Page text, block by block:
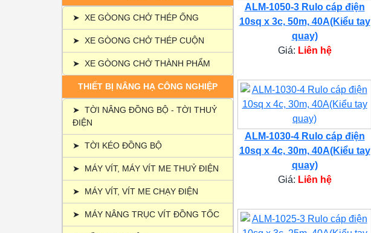
➤ XE GÒONG CHỞ THÉP ỐNG
➤ XE GÒONG CHỞ THÉP CUỘN
➤ XE GÒONG CHỞ THÀNH PHẨM
THIẾT BỊ NÂNG HẠ CÔNG NGHIỆP
➤ TỜI NÂNG ĐỒNG BỘ - TỜI THUỶ
ĐIỆN
➤ TỜI KÉO ĐỒNG BỘ
➤ MÁY VÍT, MÁY VÍT ME THUỶ ĐIỆN
➤ MÁY VÍT, VÍT ME CHẠY ĐIỆN
➤ MÁY NÂNG TRỤC VÍT ĐỒNG TỐC
ALM-1050-3 Rulo cáp điện
10sq x 3c, 50m, 40A(Kiểu tay
quay)
Giá: Liên hệ
ALM-1030-4 Rulo cáp điện
10sq x 4c, 30m, 40A(Kiểu tay
quay)
Giá: Liên hệ